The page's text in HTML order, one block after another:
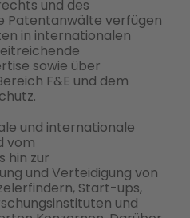
und des
Patentanwälte verfügen
in internationalen
sowie über
F&E und dem
und internationale
vom
hin zur
und Verteidigung von
Start-ups,
und